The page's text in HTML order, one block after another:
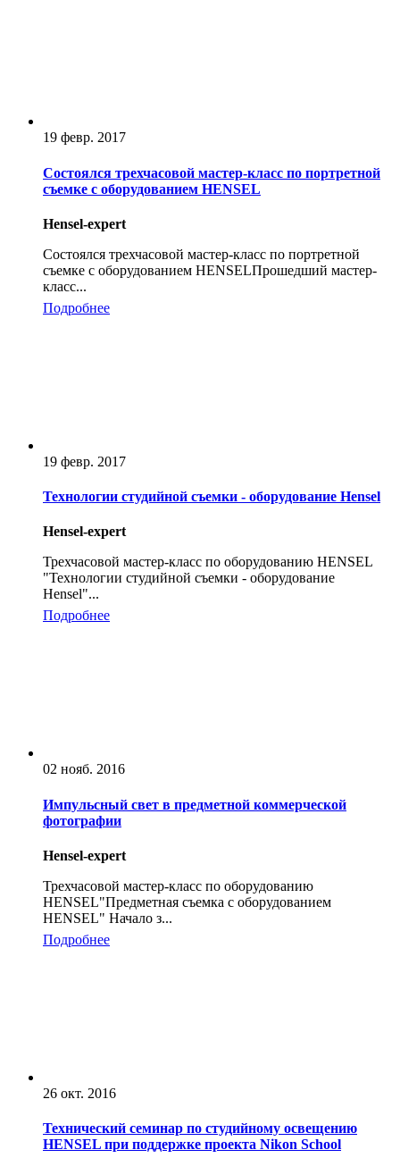
19 февр. 2017
Состоялся трехчасовой мастер-класс по портретной
съемке с оборудованием HENSEL
Hensel-expert
Состоялся трехчасовой мастер-класс по портретной
съемке с оборудованием HENSELПрошедший мастер-
класс...
Подробнее
19 февр. 2017
Технологии студийной съемки - оборудование Hensel
Hensel-expert
Трехчасовой мастер-класс по оборудованию HENSEL
"Технологии студийной съемки - оборудование
Hensel"...
Подробнее
02 нояб. 2016
Импульсный свет в предметной коммерческой
фотографии
Hensel-expert
Трехчасовой мастер-класс по оборудованию
HENSEL"Предметная съемка с оборудованием
HENSEL" Начало з...
Подробнее
26 окт. 2016
Технический семинар по студийному освещению
HENSEL при поддержке проекта Nikon School